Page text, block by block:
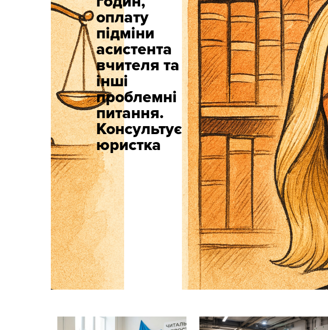
оплату
підміни
асистента
вчителя та
інші
проблемні
питання.
Консультує
юристка